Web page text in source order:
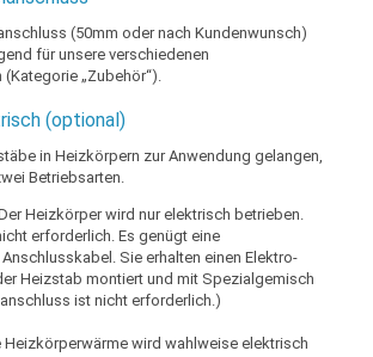
(50mm oder nach Kundenwunsch)
für unsere verschiedenen
„Zubehör“).
(optional)
in Heizkörpern zur Anwendung gelangen,
Betriebsarten.
Heizkörper wird nur elektrisch betrieben.
erforderlich. Es genügt eine
Sie erhalten einen Elektro-
Heizstab montiert und mit Spezialgemisch
ist nicht erforderlich.)
Heizkörperwärme wird wahlweise elektrisch